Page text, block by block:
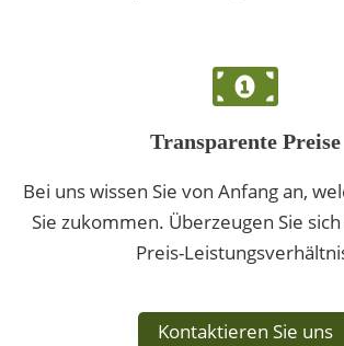
Transparente Preise
Bei uns wissen Sie von Anfang an,
Sie zukommen. Überzeugen Sie
Preis-
Kontaktieren Sie uns